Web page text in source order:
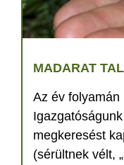
MADARAT
Az év folyamán
megkeresést
(sérültnek vélt,